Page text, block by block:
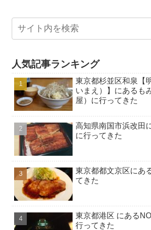
人気記事ランキング
東京都杉並区和泉【
いまえ）】にあるも
屋）に行ってきた
高知県南国市浜改田
に行ってきた
東京都都文京区にあ
てきた
東京都港区 にある
行ってきた